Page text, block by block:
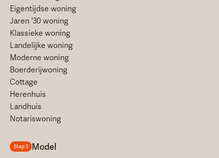
Eigentijdse woning
Jaren '30 woning
Klassieke woning
Landelijke woning
Moderne woning
Boerderijwoning
Cottage
Herenhuis
Landhuis
Notariswoning
Stap 3 Model